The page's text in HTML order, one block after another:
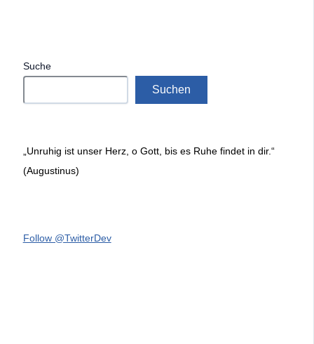
Suche
Suchen
„Unruhig ist unser Herz, o Gott, bis es Ruhe findet in dir.“
(Augustinus)
Follow @TwitterDev